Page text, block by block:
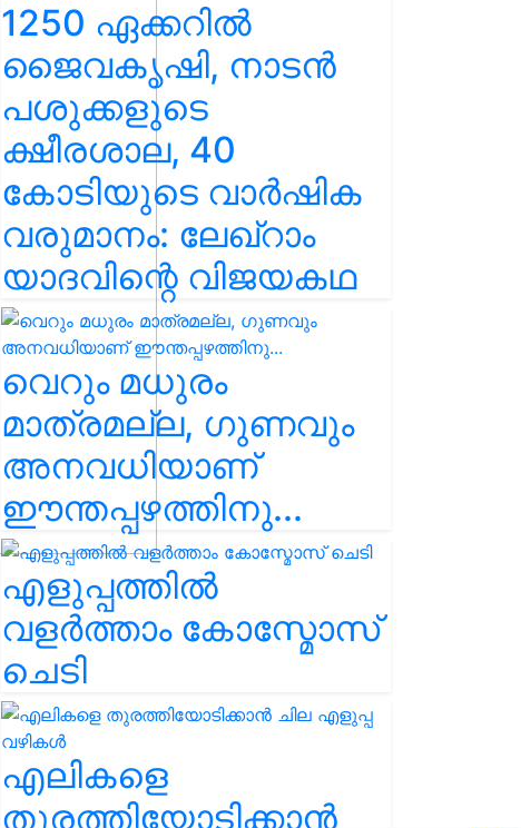
1250 ഏക്കറിൽ
ജൈവകൃഷി, നാടൻ
പശുക്കളുടെ
ക്ഷീരശാല, 40
കോടിയുടെ വാർഷിക
വരുമാനം: ലേഖ്‌റാം
യാദവിന്റെ വിജയകഥ
വെറും മധുരം
മാത്രമല്ല, ഗുണവും
അനവധിയാണ്
ഈന്തപ്പഴത്തിനു...
എളുപ്പത്തിൽ
വളർത്താം കോസ്മോസ്
ചെടി
എലികളെ
തുരത്തിയോടിക്കാൻ